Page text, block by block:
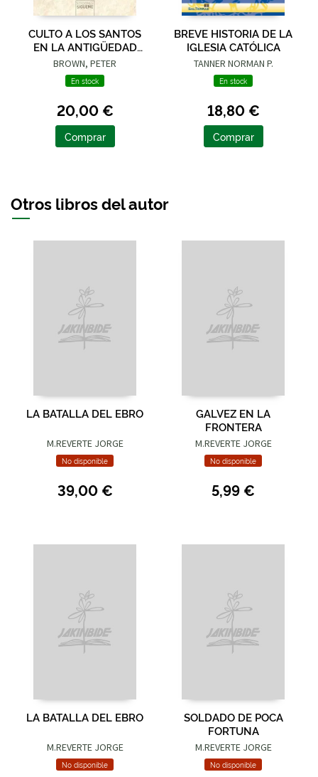
CULTO A LOS SANTOS
EN LA ANTIGÜEDAD
TARDIA, EL
BROWN, PETER
En stock
20,00 €
Comprar
BREVE HISTORIA DE LA
IGLESIA CATÓLICA
TANNER NORMAN P.
En stock
18,80 €
Comprar
Otros libros del autor
LA BATALLA DEL EBRO
M.REVERTE JORGE
No disponible
39,00 €
GALVEZ EN LA
FRONTERA
M.REVERTE JORGE
No disponible
5,99 €
LA BATALLA DEL EBRO
M.REVERTE JORGE
No disponible
SOLDADO DE POCA
FORTUNA
M.REVERTE JORGE
No disponible